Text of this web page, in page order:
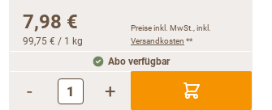
7,98 €
99,75 € / 1 kg
Preise inkl. MwSt., inkl.
Versandkosten **
Abo verfügbar
- +